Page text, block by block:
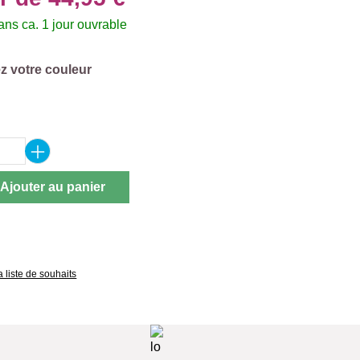
ca. 1 jour ouvrable
votre couleur
de produit : Entrez la quantité souhaitée
Ajouter au panier
liste de souhaits